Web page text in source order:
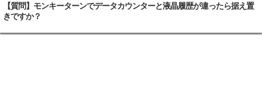
【質問】モンキーターンでデータカウンターと液晶履歴が違ったら据え置
きですか？